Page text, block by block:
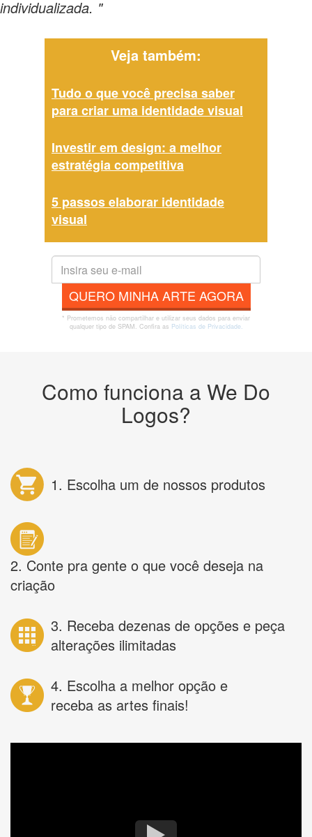
individualizada. "
Veja também:
Tudo o que você precisa saber
para criar uma identidade visual
Investir em design: a melhor
estratégia competitiva
5 passos elaborar identidade
visual
QUERO MINHA ARTE AGORA
* Prometemos não compartilhar e utilizar seus dados para enviar
qualquer tipo de SPAM. Confira as Políticas de Privacidade.
Como funciona a We Do
Logos?
1. Escolha um de nossos produtos
2. Conte pra gente o que você deseja na
criação
3. Receba dezenas de opções e peça
alterações ilimitadas
4. Escolha a melhor opção e
receba as artes finais!